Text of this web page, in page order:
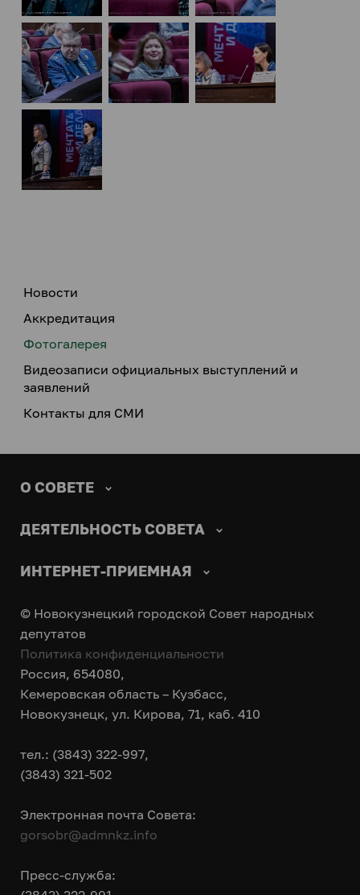
Новости
Аккредитация
Фотогалерея
Видеозаписи официальных выступлений и
заявлений
Контакты для СМИ
О СОВЕТЕ
ДЕЯТЕЛЬНОСТЬ СОВЕТА
ИНТЕРНЕТ-ПРИЕМНАЯ
© Новокузнецкий городской Совет народных
депутатов
Политика конфиденциальности
Россия, 654080,
Кемеровская область – Кузбасс,
Новокузнецк, ул. Кирова, 71, каб. 410
тел.: (3843) 322-997,
(3843) 321-502
Электронная почта Совета:
gorsobr@admnkz.info
Пресс-служба: